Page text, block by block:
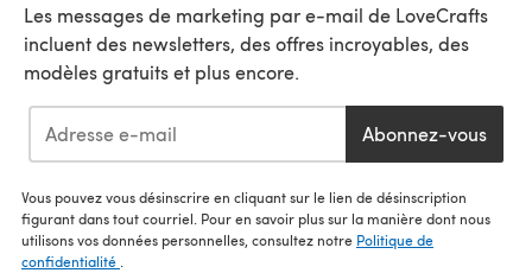
Les messages de marketing par e-mail de LoveCrafts
incluent des newsletters, des offres incroyables, des
modèles gratuits et plus encore.
Abonnez-vous
Vous pouvez vous désinscrire en cliquant sur le lien de désinscription
figurant dans tout courriel. Pour en savoir plus sur la manière dont nous
utilisons vos données personnelles, consultez notre Politique de
confidentialité